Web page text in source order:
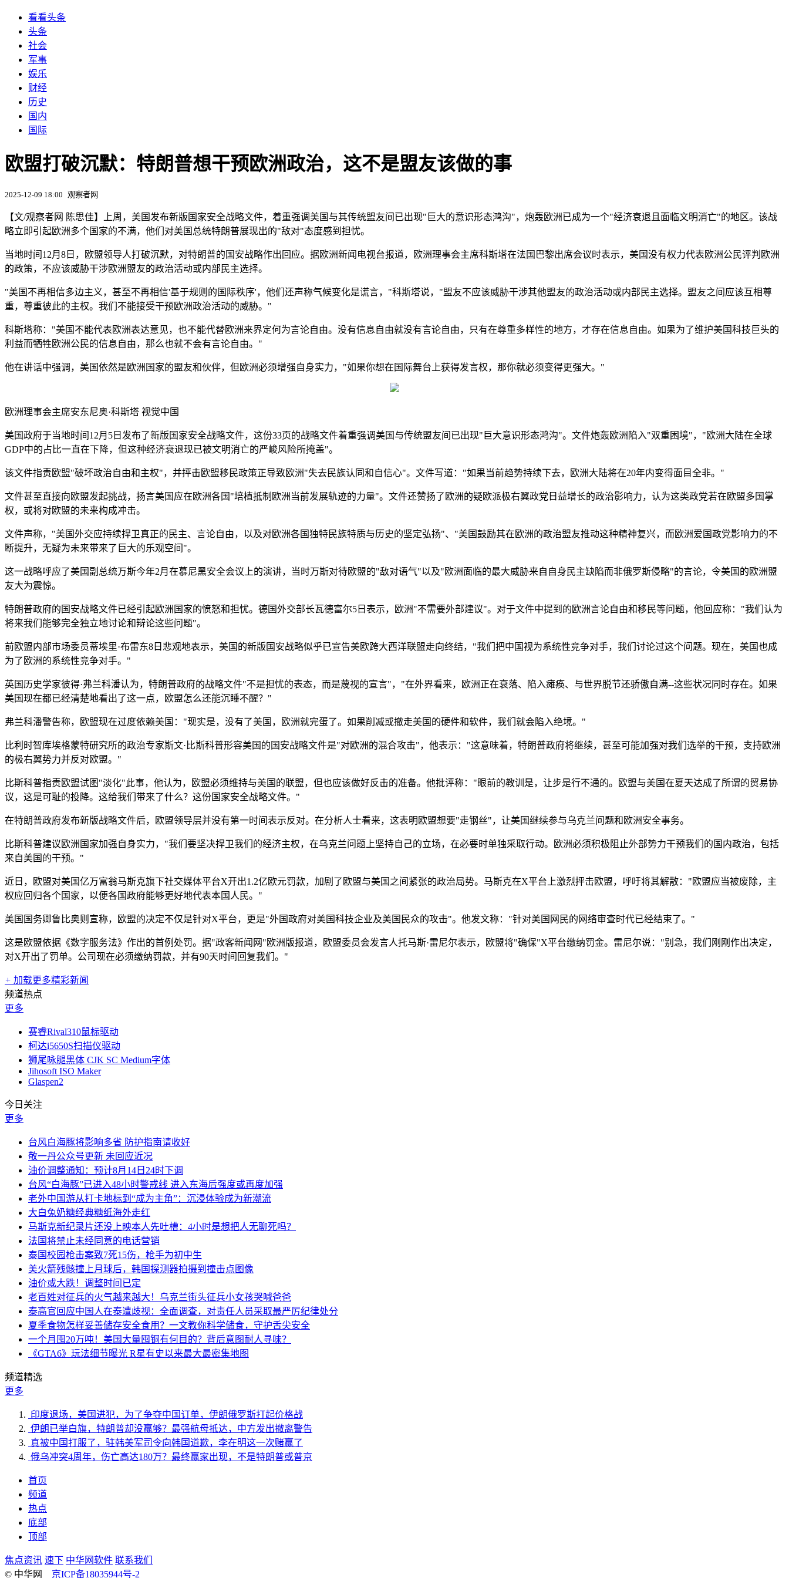
看看头条
头条
社会
军事
娱乐
财经
历史
国内
国际
欧盟打破沉默：特朗普想干预欧洲政治，这不是盟友该做的事
2025-12-09 18:00 观察者网
【文/观察者网 陈思佳】上周，美国发布新版国家安全战略文件，着重强调美国与其传统盟友间已出现"巨大的意识形态鸿沟"，炮轰欧洲已成为一个"经济衰退且面临文明消亡"的地区。该战
略立即引起欧洲多个国家的不满，他们对美国总统特朗普展现出的"敌对"态度感到担忧。
当地时间12月8日，欧盟领导人打破沉默，对特朗普的国安战略作出回应。据欧洲新闻电视台报道，欧洲理事会主席科斯塔在法国巴黎出席会议时表示，美国没有权力代表欧洲公民评判欧洲
的政策，不应该威胁干涉欧洲盟友的政治活动或内部民主选择。
"美国不再相信多边主义，甚至不再相信'基于规则的国际秩序'，他们还声称气候变化是谎言，"科斯塔说，"盟友不应该威胁干涉其他盟友的政治活动或内部民主选择。盟友之间应该互相尊
重，尊重彼此的主权。我们不能接受干预欧洲政治活动的威胁。"
科斯塔称："美国不能代表欧洲表达意见，也不能代替欧洲来界定何为言论自由。没有信息自由就没有言论自由，只有在尊重多样性的地方，才存在信息自由。如果为了维护美国科技巨头的
利益而牺牲欧洲公民的信息自由，那么也就不会有言论自由。"
他在讲话中强调，美国依然是欧洲国家的盟友和伙伴，但欧洲必须增强自身实力，"如果你想在国际舞台上获得发言权，那你就必须变得更强大。"
欧洲理事会主席安东尼奥·科斯塔 视觉中国
美国政府于当地时间12月5日发布了新版国家安全战略文件，这份33页的战略文件着重强调美国与传统盟友间已出现"巨大意识形态鸿沟"。文件炮轰欧洲陷入"双重困境"，"欧洲大陆在全球
GDP中的占比一直在下降，但这种经济衰退现已被文明消亡的严峻风险所掩盖"。
该文件指责欧盟"破坏政治自由和主权"，并抨击欧盟移民政策正导致欧洲"失去民族认同和自信心"。文件写道："如果当前趋势持续下去，欧洲大陆将在20年内变得面目全非。"
文件甚至直接向欧盟发起挑战，扬言美国应在欧洲各国"培植抵制欧洲当前发展轨迹的力量"。文件还赞扬了欧洲的疑欧派极右翼政党日益增长的政治影响力，认为这类政党若在欧盟多国掌
权，或将对欧盟的未来构成冲击。
文件声称，"美国外交应持续捍卫真正的民主、言论自由，以及对欧洲各国独特民族特质与历史的坚定弘扬"、"美国鼓励其在欧洲的政治盟友推动这种精神复兴，而欧洲爱国政党影响力的不
断提升，无疑为未来带来了巨大的乐观空间"。
这一战略呼应了美国副总统万斯今年2月在慕尼黑安全会议上的演讲，当时万斯对待欧盟的"敌对语气"以及"欧洲面临的最大威胁来自自身民主缺陷而非俄罗斯侵略"的言论，令美国的欧洲盟
友大为震惊。
特朗普政府的国安战略文件已经引起欧洲国家的愤怒和担忧。德国外交部长瓦德富尔5日表示，欧洲"不需要外部建议"。对于文件中提到的欧洲言论自由和移民等问题，他回应称："我们认为
将来我们能够完全独立地讨论和辩论这些问题"。
前欧盟内部市场委员蒂埃里·布雷东8日悲观地表示，美国的新版国安战略似乎已宣告美欧跨大西洋联盟走向终结，"我们把中国视为系统性竞争对手，我们讨论过这个问题。现在，美国也成
为了欧洲的系统性竞争对手。"
英国历史学家彼得·弗兰科潘认为，特朗普政府的战略文件"不是担忧的表态，而是蔑视的宣言"，"在外界看来，欧洲正在衰落、陷入瘫痪、与世界脱节还骄傲自满--这些状况同时存在。如果
美国现在都已经清楚地看出了这一点，欧盟怎么还能沉睡不醒？"
弗兰科潘警告称，欧盟现在过度依赖美国："现实是，没有了美国，欧洲就完蛋了。如果削减或撤走美国的硬件和软件，我们就会陷入绝境。"
比利时智库埃格蒙特研究所的政治专家斯文·比斯科普形容美国的国安战略文件是"对欧洲的混合攻击"，他表示："这意味着，特朗普政府将继续，甚至可能加强对我们选举的干预，支持欧洲
的极右翼势力并反对欧盟。"
比斯科普指责欧盟试图"淡化"此事，他认为，欧盟必须维持与美国的联盟，但也应该做好反击的准备。他批评称："眼前的教训是，让步是行不通的。欧盟与美国在夏天达成了所谓的贸易协
议，这是可耻的投降。这给我们带来了什么？这份国家安全战略文件。"
在特朗普政府发布新版战略文件后，欧盟领导层并没有第一时间表示反对。在分析人士看来，这表明欧盟想要"走钢丝"，让美国继续参与乌克兰问题和欧洲安全事务。
比斯科普建议欧洲国家加强自身实力，"我们要坚决捍卫我们的经济主权，在乌克兰问题上坚持自己的立场，在必要时单独采取行动。欧洲必须积极阻止外部势力干预我们的国内政治，包括
来自美国的干预。"
近日，欧盟对美国亿万富翁马斯克旗下社交媒体平台X开出1.2亿欧元罚款，加剧了欧盟与美国之间紧张的政治局势。马斯克在X平台上激烈抨击欧盟，呼吁将其解散："欧盟应当被废除，主
权应回归各个国家，以便各国政府能够更好地代表本国人民。"
美国国务卿鲁比奥则宣称，欧盟的决定不仅是针对X平台，更是"外国政府对美国科技企业及美国民众的攻击"。他发文称："针对美国网民的网络审查时代已经结束了。"
这是欧盟依据《数字服务法》作出的首例处罚。据"政客新闻网"欧洲版报道，欧盟委员会发言人托马斯·雷尼尔表示，欧盟将"确保"X平台缴纳罚金。雷尼尔说："别急，我们刚刚作出决定，
对X开出了罚单。公司现在必须缴纳罚款，并有90天时间回复我们。"
+ 加载更多精彩新闻
频道热点
更多
赛睿Rival310鼠标驱动
柯达i5650S扫描仪驱动
狮尾咏腿黑体 CJK SC Medium字体
Jihosoft ISO Maker
Glaspen2
今日关注
更多
台风白海豚将影响多省 防护指南请收好
敬一丹公众号更新 未回应近况
油价调整通知：预计8月14日24时下调
台风“白海豚”已进入48小时警戒线 进入东海后强度或再度加强
老外中国游从打卡地标到“成为主角”：沉浸体验成为新潮流
大白兔奶糖经典糖纸海外走红
马斯克新纪录片还没上映本人先吐槽：4小时是想把人无聊死吗？
法国将禁止未经同意的电话营销
泰国校园枪击案致7死15伤，枪手为初中生
美火箭残骸撞上月球后，韩国探测器拍摄到撞击点图像
油价或大跌！调整时间已定
老百姓对征兵的火气越来越大！乌克兰街头征兵小女孩哭喊爸爸
泰高官回应中国人在泰遭歧视：全面调查，对责任人员采取最严厉纪律处分
夏季食物怎样妥善储存安全食用？一文教你科学储食，守护舌尖安全
一个月囤20万吨！美国大量囤铜有何目的？背后意图耐人寻味？
《GTA6》玩法细节曝光 R星有史以来最大最密集地图
频道精选
更多
印度退场，美国进犯，为了争夺中国订单，伊朗俄罗斯打起价格战
伊朗已举白旗，特朗普却没赢够？最强航母抵达，中方发出撤离警告
真被中国打服了，驻韩美军司令向韩国道歉，李在明这一次赌赢了
俄乌冲突4周年，伤亡高达180万？最终赢家出现，不是特朗普或普京
首页
频道
热点
底部
顶部
焦点资讯 速下 中华网软件 联系我们
© 中华网 京ICP备18035944号-2